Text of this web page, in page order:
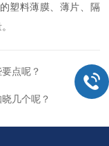
塑料薄膜、薄片、隔
点呢？
几个呢？